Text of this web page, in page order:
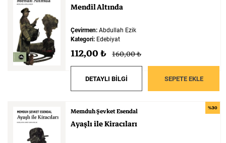
MendilAltında
Çevirmen: Abdullah Ezik
Kategori: Edebiyat
112,00 ₺ 160,00 ₺
DETAYLI BİLGİ SEPETE EKLE
%30
Memduh Şevket Esendal
AyaşlıileKiracıları